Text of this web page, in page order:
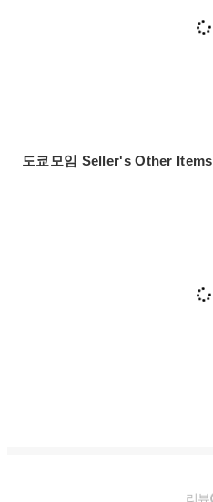
도쿄모임 Seller's Other Items
리뷰